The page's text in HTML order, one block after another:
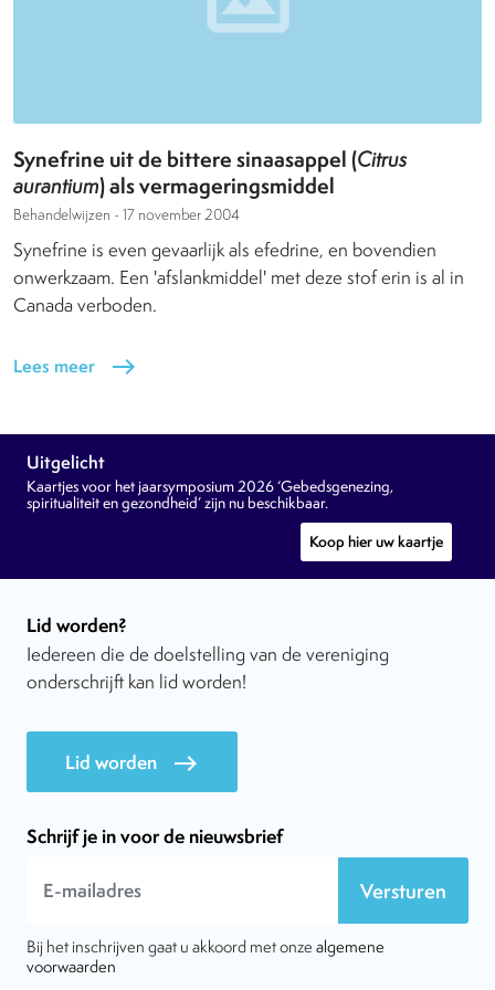
Synefrine uit de bittere sinaasappel (Citrus
aurantium) als vermageringsmiddel
Behandelwijzen - 17 november 2004
Synefrine is even gevaarlijk als efedrine, en bovendien
onwerkzaam. Een 'afslankmiddel' met deze stof erin is al in
Canada verboden.
Lees meer east
Uitgelicht
Kaartjes voor het jaarsymposium 2026 ‘Gebedsgenezing,
spiritualiteit en gezondheid’ zijn nu beschikbaar.
Koop hier uw kaartje
Lid worden?
Iedereen die de doelstelling van de vereniging
onderschrijft kan lid worden!
Lid worden east
Schrijf je in voor de nieuwsbrief
Versturen
Bij het inschrijven gaat u akkoord met onze algemene
voorwaarden